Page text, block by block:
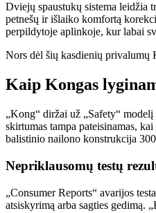
Dviejų spaustukų sistema leidžia
petnešų ir išlaiko komfortą
perpildytoje aplinkoje, kur labai
Nors dėl šių kasdienių privalumų
Kaip Kongas
„Kong“ diržai už „Safety“
skirtumas tampa pateisinamas,
balistinio nailono konstrukcija
Nepriklausomų testų
„Consumer Reports“ avarijos
atsiskyrimą arba sagties gedimą.